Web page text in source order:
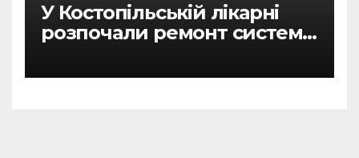
У Костопільській лікарні
розпочали ремонт системи